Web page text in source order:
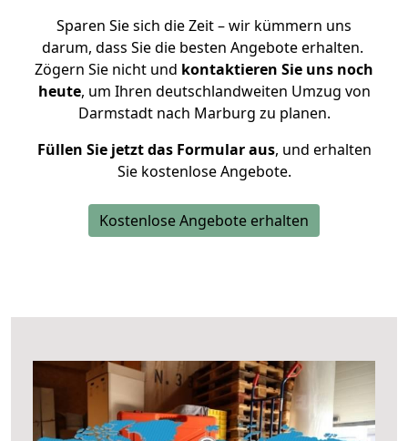
Sparen Sie sich die Zeit – wir kümmern uns
darum, dass Sie die besten Angebote erhalten.
Zögern Sie nicht und kontaktieren Sie uns noch
heute, um Ihren deutschlandweiten Umzug von
Darmstadt nach Marburg zu planen.
Füllen Sie jetzt das Formular aus, und erhalten
Sie kostenlose Angebote.
Kostenlose Angebote erhalten